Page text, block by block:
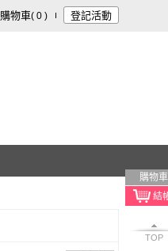
購物車( 0 ) 登記活動
購物車
TOP